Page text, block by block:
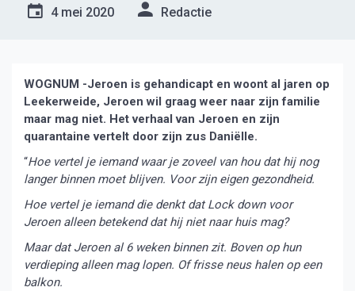
4 mei 2020 Redactie
WOGNUM -Jeroen is gehandicapt en woont al jaren op
Leekerweide, Jeroen wil graag weer naar zijn familie
maar mag niet. Het verhaal van Jeroen en zijn
quarantaine vertelt door zijn zus Daniëlle.
“Hoe vertel je iemand waar je zoveel van hou dat hij nog
langer binnen moet blijven. Voor zijn eigen gezondheid.
Hoe vertel je iemand die denkt dat Lock down voor
Jeroen alleen betekend dat hij niet naar huis mag?
Maar dat Jeroen al 6 weken binnen zit. Boven op hun
verdieping alleen mag lopen. Of frisse neus halen op een
balkon.